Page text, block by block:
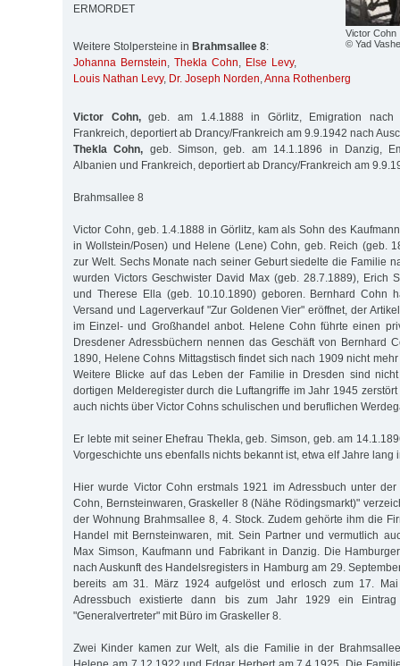
Victor Cohn
© Yad
ERMORDET
Weitere Stolpersteine in Brahmsallee 8:
Johanna Bernstein, Thekla Cohn, Else Levy,
Louis Nathan Levy, Dr. Joseph Norden,Anna Rothenberg
Victor Cohn,geb. am 1.4.1888 in Görlitz, Emigration nach
Frankreich, deportiert ab Drancy/Frankreich am 9.9.1942 nach
Thekla Cohn, geb. Simson, geb. am 14.1.1896 in Danzig,
Albanien und Frankreich, deportiert ab Drancy/Frankreich am
Brahmsallee 8
Victor Cohn, geb. 1.4.1888 in Görlitz, kam als Sohn des
in Wollstein/Posen) und Helene (Lene) Cohn, geb. Reich (geb.
zur Welt. Sechs Monate nach seiner Geburt siedelte die Familie
wurden Victors Geschwister David Max (geb. 28.7.1889), Erich
und Therese Ella (geb. 10.10.1890) geboren. Bernhard Cohn
Versand und Lagerverkauf "Zur Goldenen Vier" eröffnet, der
im Einzel- und Großhandel anbot. Helene Cohn führte einen
Dresdener Adressbüchern nennen das Geschäft von Bernhard
1890, Helene Cohns Mittagstisch findet sich nach 1909 nicht
Weitere Blicke auf das Leben der Familie in Dresden sind
dortigen Melderegister durch die Luftangriffe im Jahr 1945
auch nichts über Victor Cohns schulischen und beruflichen
Er lebte mit seiner Ehefrau Thekla, geb. Simson, geb. am
Vorgeschichte uns ebenfalls nichts bekannt ist, etwa elf Jahre lang
Hier wurde Victor Cohn erstmals 1921 im Adressbuch unter der
Cohn, Bernsteinwaren, Graskeller 8 (Nähe Rödingsmarkt)"
der Wohnung Brahmsallee 8, 4. Stock. Zudem gehörte ihm die
Handel mit Bernsteinwaren, mit. Sein Partner und vermutlich
Max Simson, Kaufmann und Fabrikant in Danzig. Die
nach Auskunft des Handelsregisters in Hamburg am 29.
bereits am 31. März 1924 aufgelöst und erlosch zum 17.
Adressbuch existierte dann bis zum Jahr 1929 ein
"Generalvertreter" mit Büro im Graskeller 8.
Zwei Kinder kamen zur Welt, als die Familie in der